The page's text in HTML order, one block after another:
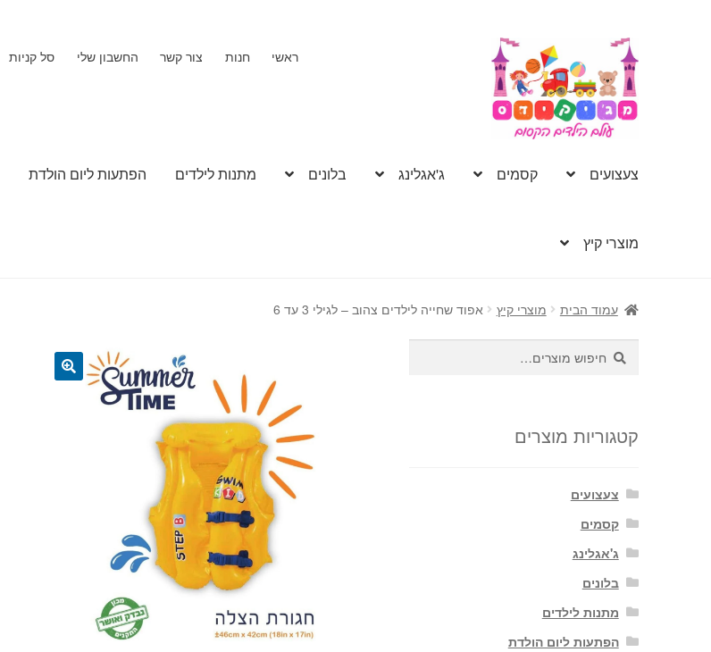
דלג
לניווט
לדלג
לתוכן
ראשי חנות צור קשר החשבון שלי סל קניות
צעצועים קסמים ג'אגלינג בלונים מתנות לילדים הפתעות ליום הולדת
מוצרי קיץ
עמוד הבית מוצרי קיץ אפוד שחייה לילדים צהוב – לגילי 3 עד 6
חיפוש
עבור:
חיפוש
קטגוריות מוצרים
צעצועים
קסמים
ג'אגלינג
בלונים
מתנות לילדים
הפתעות ליום הולדת